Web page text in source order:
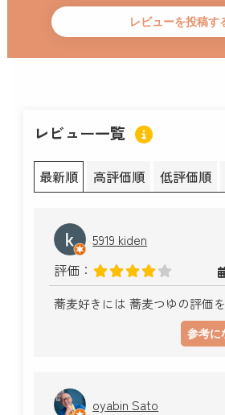
レビュー一覧
最新順 高評価順 低評価順
5919 kiden
評価：
蕎麦好きには 蕎麦つゆの評価を
参考に
oyabin Sato